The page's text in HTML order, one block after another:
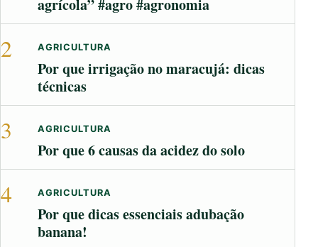
agrícola” #agro #agronomia
2 AGRICULTURA
Por que irrigação no maracujá: dicas
técnicas
3 AGRICULTURA
Por que 6 causas da acidez do solo
4 AGRICULTURA
Por que dicas essenciais adubação
banana!